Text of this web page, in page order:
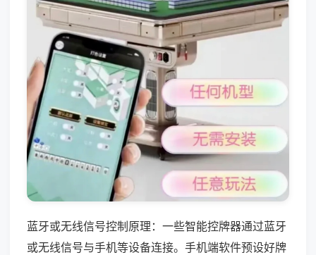
蓝牙或无线信号控制原理：一些智能控牌器通过蓝牙
或无线信号与手机等设备连接。手机端软件预设好牌